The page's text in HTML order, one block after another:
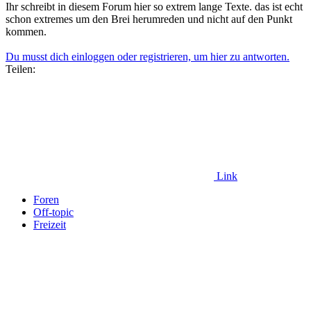
Ihr schreibt in diesem Forum hier so extrem lange Texte. das ist echt
schon extremes um den Brei herumreden und nicht auf den Punkt
kommen.
Du musst dich einloggen oder registrieren, um hier zu antworten.
Teilen:
Link
Foren
Off-topic
Freizeit